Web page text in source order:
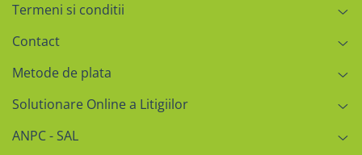
Termeni si conditii
Contact
Metode de plata
Solutionare Online a Litigiilor
ANPC - SAL